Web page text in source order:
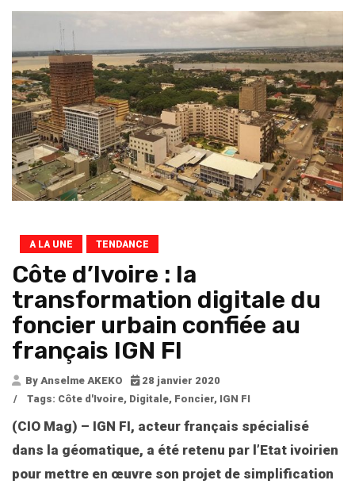
A LA UNE TENDANCE
Côte d’Ivoire : la
transformation digitale du
foncier urbain confiée au
français IGN FI
By Anselme AKEKO
28 janvier 2020
/
Tags: Côte d'Ivoire, Digitale, Foncier, IGN FI
(CIO Mag) – IGN FI, acteur français spécialisé
dans la géomatique, a été retenu par l’Etat ivoirien
pour mettre en œuvre son projet de simplification